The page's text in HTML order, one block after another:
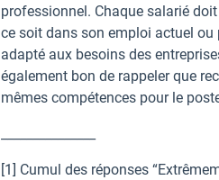
professionnel. Chaque salarié
ce soit dans son emploi actuel ou
adapté aux besoins des
également bon de rappeler que
mêmes compétences pour le
[1] Cumul des réponses